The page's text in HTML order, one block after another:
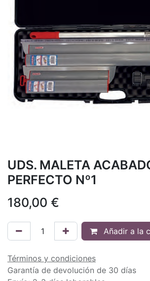
UDS. MALETA
PERFECTO Nº1
180,00 €
Añadir a la
Términos y condiciones
Garantía de devolución de 30 días